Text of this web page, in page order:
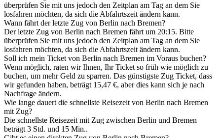
überprüfen Sie mit uns jedoch den Zeitplan am Tag an dem Sie
losfahren möchten, da sich die Abfahrtszeit ändern kann.
Wann fährt der letzte Zug von Berlin nach Bremen?
Der letzte Zug von Berlin nach Bremen fährt um 20:15. Bitte
überprüfen Sie mit uns jedoch den Zeitplan am Tag an dem Sie
losfahren möchten, da sich die Abfahrtszeit ändern kann.
Soll ich mein Ticket von Berlin nach Bremen im Voraus buchen?
Wenn möglich, raten wir Ihnen, Ihr Ticket so früh wie möglich zu
buchen, um mehr Geld zu sparren. Das günstigste Zug Ticket, dass
wir gefunden haben, beträgt 15,47 €, aber dies kann sich je nach
Nachfrage ändern.
Wie lange dauert die schnellste Reisezeit von Berlin nach Bremen
mit Zug?
Die schnellste Reisezeit mit Zug zwischen Berlin und Bremen
beträgt 3 Std. und 15 Min..